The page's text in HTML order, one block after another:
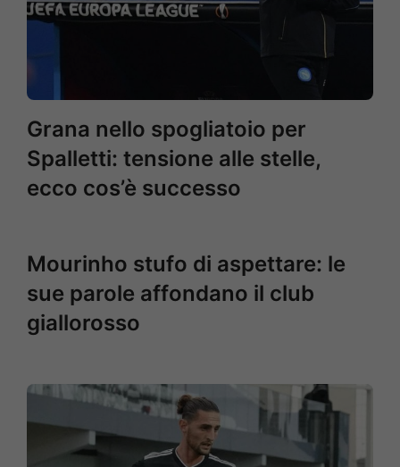
Grana nello spogliatoio per
Spalletti: tensione alle stelle,
ecco cos’è successo
Mourinho stufo di aspettare: le
sue parole affondano il club
giallorosso